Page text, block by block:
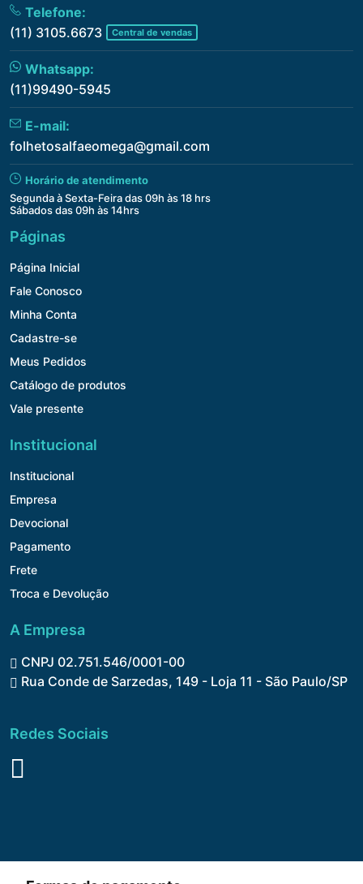
Telefone:
(11) 3105.6673
Central de vendas
Whatsapp:
(11)99490-5945
E-mail:
folhetosalfaeomega@gmail.com
Horário de atendimento
Segunda à Sexta-Feira das 09h às 18 hrs
Sábados das 09h às 14hrs
Páginas
Página Inicial
Fale Conosco
Minha Conta
Cadastre-se
Meus Pedidos
Catálogo de produtos
Vale presente
Institucional
Institucional
Empresa
Devocional
Pagamento
Frete
Troca e Devolução
A Empresa
CNPJ 02.751.546/0001-00
Rua Conde de Sarzedas, 149 - Loja 11 - São Paulo/SP
Redes Sociais